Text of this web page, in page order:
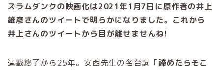
スラムダンクの映画化は2021年1月7日に原作者の井上
雄彦さんのツイートで明らかになりました。これから
井上さんのツイートから目が離せませんね!
連載終了から25年。安西先生の名台詞「諦めたらそこ